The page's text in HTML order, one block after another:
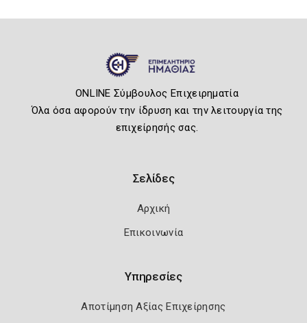
ONLINE Σύμβουλος Επιχειρηματία
Όλα όσα αφορούν την ίδρυση και την λειτουργία της
επιχείρησής σας.
Σελίδες
Αρχική
Επικοινωνία
Υπηρεσίες
Αποτίμηση Αξίας Επιχείρησης